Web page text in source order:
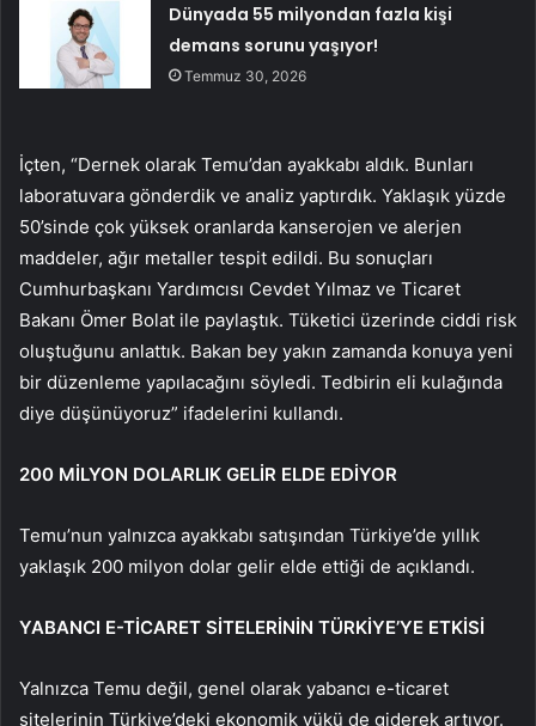
Dünyada 55 milyondan fazla kişi
demans sorunu yaşıyor!
Temmuz 30, 2026
İçten, “Dernek olarak Temu’dan ayakkabı aldık. Bunları
laboratuvara gönderdik ve analiz yaptırdık. Yaklaşık yüzde
50’sinde çok yüksek oranlarda kanserojen ve alerjen
maddeler, ağır metaller tespit edildi. Bu sonuçları
Cumhurbaşkanı Yardımcısı Cevdet Yılmaz ve Ticaret
Bakanı Ömer Bolat ile paylaştık. Tüketici üzerinde ciddi risk
oluştuğunu anlattık. Bakan bey yakın zamanda konuya yeni
bir düzenleme yapılacağını söyledi. Tedbirin eli kulağında
diye düşünüyoruz” ifadelerini kullandı.
200 MİLYON DOLARLIK GELİR ELDE EDİYOR
Temu’nun yalnızca ayakkabı satışından Türkiye’de yıllık
yaklaşık 200 milyon dolar gelir elde ettiği de açıklandı.
YABANCI E-TİCARET SİTELERİNİN TÜRKİYE’YE ETKİSİ
Yalnızca Temu değil, genel olarak yabancı e-ticaret
sitelerinin Türkiye’deki ekonomik yükü de giderek artıyor.